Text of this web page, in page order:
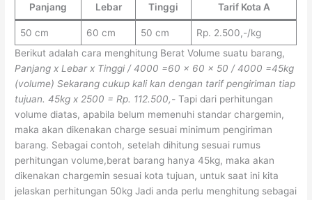
Panjang Lebar Tinggi Tarif Kota A
50 cm 60 cm 50 cm
Rp. 2.500,-/kg
Berikut adalah cara menghitung Berat Volume suatu barang,
Panjang x Lebar x Tinggi / 4000 =60 x 60 x 50 / 4000 =45kg
(volume) Sekarang cukup kali kan dengan tarif pengiriman tiap
tujuan. 45kg x 2500 = Rp. 112.500,- Tapi dari perhitungan
volume diatas, apabila belum memenuhi standar chargemin,
maka akan dikenakan charge sesuai minimum pengiriman
barang. Sebagai contoh, setelah dihitung sesuai rumus
perhitungan volume,berat barang hanya 45kg, maka akan
dikenakan chargemin sesuai kota tujuan, untuk saat ini kita
jelaskan perhitungan 50kg Jadi anda perlu menghitung sebagai